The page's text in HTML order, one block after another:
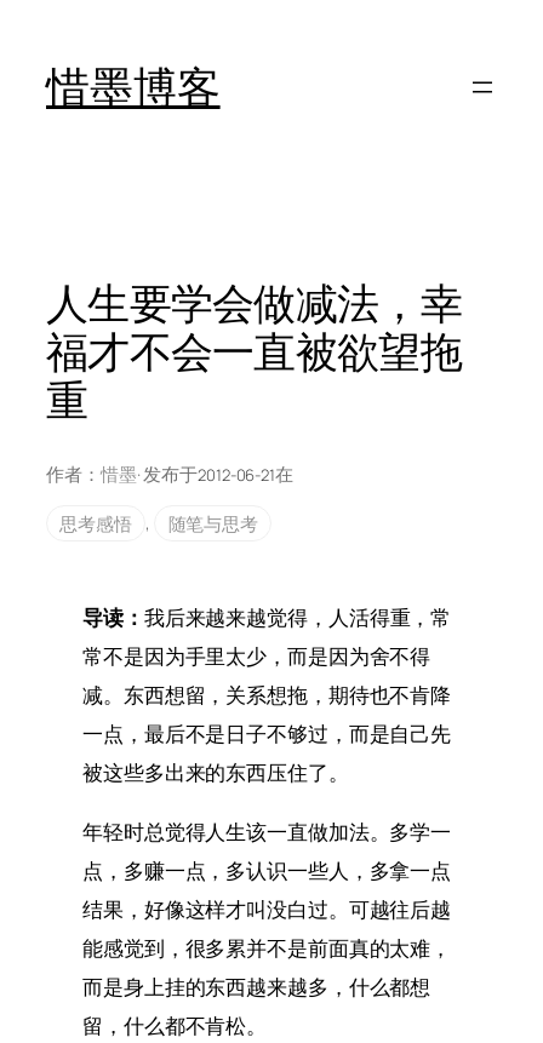
惜墨博客
人生要学会做减法，幸
福才不会一直被欲望拖
重
作者： 惜墨· 发布于2012-06-21在
思考感悟 , 随笔与思考
导读： 我后来越来越觉得，人活得重，常
常不是因为手里太少，而是因为舍不得
减。东西想留，关系想拖，期待也不肯降
一点，最后不是日子不够过，而是自己先
被这些多出来的东西压住了。
年轻时总觉得人生该一直做加法。多学一
点，多赚一点，多认识一些人，多拿一点
结果，好像这样才叫没白过。可越往后越
能感觉到，很多累并不是前面真的太难，
而是身上挂的东西越来越多，什么都想
留，什么都不肯松。